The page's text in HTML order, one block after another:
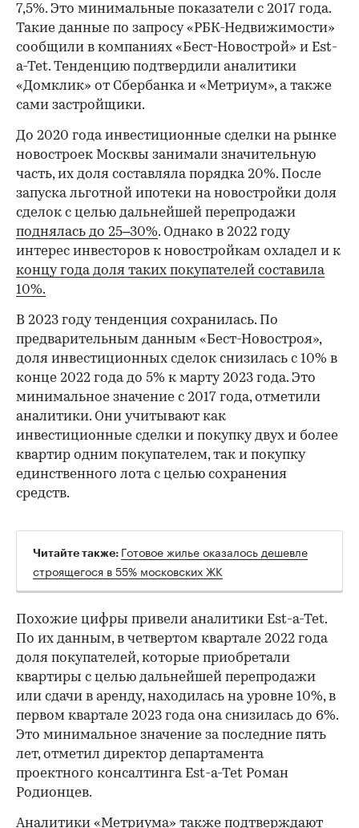
7,5%. Это минимальные показатели с 2017 года.
Такие данные по запросу «РБК-Недвижимости»
сообщили в компаниях «Бест-Новострой» и Est-
a-Tet. Тенденцию подтвердили аналитики
«Домклик» от Сбербанка и «Метриум», а также
сами застройщики.
До 2020 года инвестиционные сделки на рынке
новостроек Москвы занимали значительную
часть, их доля составляла порядка 20%. После
запуска льготной ипотеки на новостройки доля
сделок с целью дальнейшей перепродажи
поднялась до 25–30%. Однако в 2022 году
интерес инвесторов к новостройкам охладел и к
концу года доля таких покупателей составила
10%.
В 2023 году тенденция сохранилась. По
предварительным данным «Бест-Новостроя»,
доля инвестиционных сделок снизилась с 10% в
конце 2022 года до 5% к марту 2023 года. Это
минимальное значение с 2017 года, отметили
аналитики. Они учитывают как
инвестиционные сделки и покупку двух и более
квартир одним покупателем, так и покупку
единственного лота с целью сохранения
средств.
Читайте также: Готовое жилье оказалось дешевле
строящегося в 55% московских ЖК
Похожие цифры привели аналитики Est-a-Tet.
По их данным, в четвертом квартале 2022 года
доля покупателей, которые приобретали
квартиры с целью дальнейшей перепродажи
или сдачи в аренду, находилась на уровне 10%, в
первом квартале 2023 года она снизилась до 6%.
Это минимальное значение за последние пять
лет, отметил директор департамента
проектного консалтинга Est-a-Tet Роман
Родионцев.
Аналитики «Метриума» также подтверждают